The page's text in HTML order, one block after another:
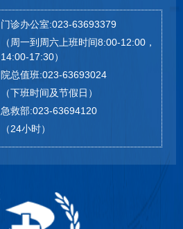
门诊办公室:023-63693379
（周一到周六上班时间8:00-12:00，
14:00-17:30）
院总值班:023-63693024
（下班时间及节假日）
急救部:023-63694120
（24小时）